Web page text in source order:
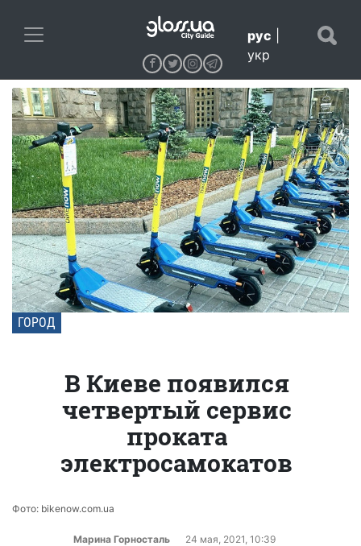
рус
укр
ГОРОД
В Киеве появился
четвертый сервис
проката
электросамокатов
Фото: bikenow.com.ua
Марина Горносталь 24 мая, 2021, 10:39